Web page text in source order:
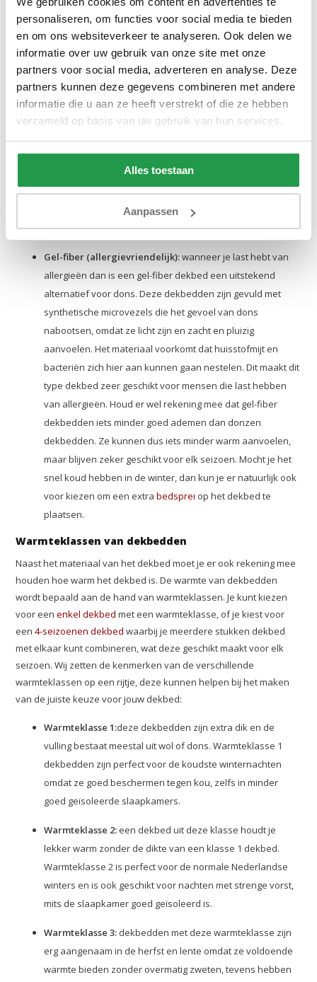
personaliseren, om functies voor social media te bieden
en om ons websiteverkeer te analyseren. Ook delen we
informatie over uw gebruik van onze site met onze
partners voor social media, adverteren en analyse. Deze
partners kunnen deze gegevens combineren met andere
informatie die u aan ze heeft verstrekt of die ze hebben
verzameld op basis van uw gebruik van hun services.
Alles toestaan
Aanpassen
Donzen dekbedden:donzen dekbedden zijn gevuld met
eenden of ganzendons of veren, of een combinatie van
verschillende materialen. Een dekbed gemaakt van 100%
dons voelt vaak lichter en luchtiger aan. Het lichte gewicht
van het dekbed zorgt voor een zacht en comfortabel
gevoel. Tegelijkertijd heeft dons een goede isolerende
werking en houdt het de lichaamswarmte goed vast. Het
van vocht. Bij goed onderhoud kan een donzen dekbed
jarenlang meegaan, bovendien zijn ze vaak eenvoudig te
recyclen. Donzen dekbedden kunnen helaas wel soms
allergieën veroorzaken, ze zijn dus niet voor iedereen
geschikt.
Gel-fiber (allergievriendelijk):wanneer je last hebt van
allergieën dan is een gel-fiber dekbed een uitstekend
alternatief voor dons. Deze dekbedden zijn gevuld met
synthetische microvezels die het gevoel van dons
nabootsen, omdat ze licht zijn en zacht en pluizig
aanvoelen. Het materiaal voorkomt dat huisstofmijt en
bacteriën zich hier aan kunnen gaan nestelen. Dit maakt dit
type dekbed zeer geschikt voor mensen die last hebben
van allergieën. Houd er wel rekening mee dat gel-fiber
dekbedden iets minder goed ademen dan donzen
dekbedden. Ze kunnen dus iets minder warm aanvoelen,
maar blijven zeker geschikt voor elk seizoen. Mocht je het
snel koud hebben in de winter, dan kun je er natuurlijk ook
voor kiezen om een extrabedsprei op het dekbed te
plaatsen.
Warmteklassen van dekbedden
Naast het materiaal van het dekbed moet je er ook rekening mee
houden hoe warm het dekbed is. De warmte van dekbedden
wordt bepaald aan de hand van warmteklassen. Je kunt kiezen
voor eenenkel dekbed met een warmteklasse, of je kiest voor
een4-seizoenen dekbed waarbij je meerdere stukken dekbed
met elkaar kunt combineren, wat deze geschikt maakt voor elk
seizoen. Wij zetten de kenmerken van de verschillende
warmteklassen op een rijtje, deze kunnen helpen bij het maken
van de juiste keuze voor jouw dekbed:
Warmteklasse 1:deze dekbedden zijn extra dik en de
vulling bestaat meestal uit wol of dons. Warmteklasse 1
dekbedden zijn perfect voor de koudste winternachten
omdat ze goed beschermen tegen kou, zelfs in minder
goed geïsoleerde slaapkamers.
Warmteklasse 2: een dekbed uit deze klasse houdt je
lekker warm zonder de dikte van een klasse 1 dekbed.
Warmteklasse 2 is perfect voor de normale Nederlandse
winters en is ook geschikt voor nachten met strenge vorst,
mits de slaapkamer goed geïsoleerd is.
Warmteklasse 3: dekbedden met deze warmteklasse zijn
erg aangenaam in de herfst en lente omdat ze voldoende
warmte bieden zonder overmatig zweten, tevens hebben